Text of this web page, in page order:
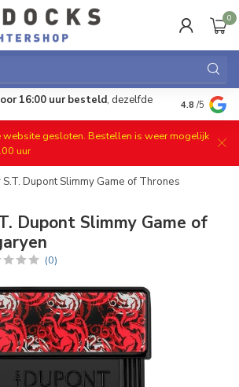
0
16:00 uur besteld, dezelfde Gratis
4.8 /5
website gesloten. Bestellen is weer mogelijk
uur
Dupont Slimmy Game of Thrones
Dupont Slimmy Game of
(0)